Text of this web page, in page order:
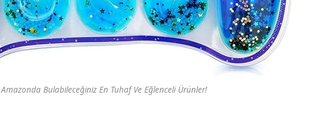
Amazonda Bulabileceğiniz En Tuhaf Ve Eğlenceli Ürünler!